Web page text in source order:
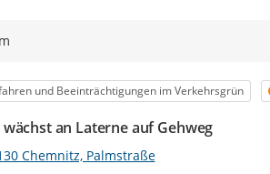
und Beeinträchtigungen im Verkehrsgrün
wächst an Laterne auf Gehweg
Chemnitz, Palmstraße